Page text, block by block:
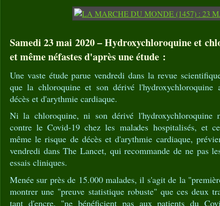
Samedi 23 mai 2020 – Hydroxychloroquine et
et même néfastes d'après une étude :
Une vaste étude parue vendredi dans la revue
que la chloroquine et son dérivé l'hydroxychloroquine
décès et d'arythmie cardiaque.
Ni la chloroquine, ni son dérivé l'hydroxychloroquine
contre le Covid-19 chez les malades hospitalisés, et
même le risque de décès et d'arythmie cardiaque,
vendredi dans The Lancet, qui recommande de ne pas
essais cliniques.
Menée sur près de 15.000 malades, il s'agit de la
montrer une "preuve statistique robuste" que ces deux
tant d'encre, "ne bénéficient pas aux patients du